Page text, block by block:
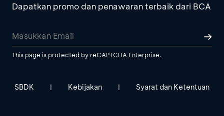
Dapatkan promo dan penawaran terbaik dari BCA
This page is protected by reCAPTCHA Enterprise.
SBDK | Kebijakan | Syarat dan Ketentuan